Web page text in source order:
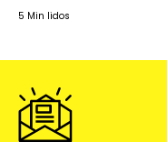
5 Min lidos